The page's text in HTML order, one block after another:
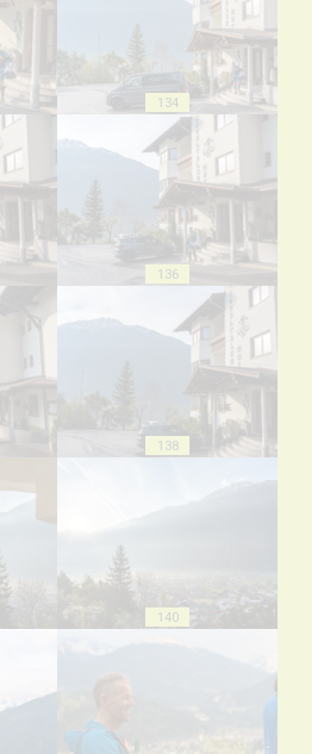
134
136
138
140